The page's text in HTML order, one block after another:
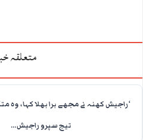
متعلقہ
‘راجیش کھنہ نے مجھے برا بھلا کہا، وہ
تیج سپرو راجیش…